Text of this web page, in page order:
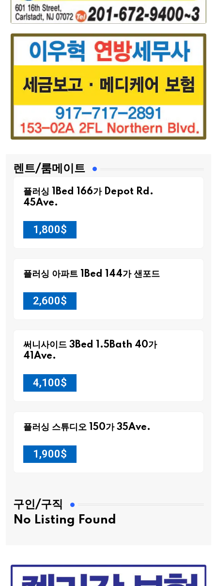
렌트/룸메이트
플러싱 1Bed 166가 Depot Rd.
45Ave.
1,800$
플러싱 아파트 1Bed 144가 샌포드
2,600$
써니사이드 3Bed 1.5Bath 40가
41Ave.
4,100$
플러싱 스튜디오 150가 35Ave.
1,900$
구인/구직
No Listing Found